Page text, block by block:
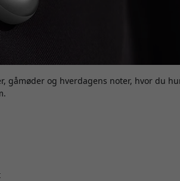
gåmøder og hverdagens noter, hvor du